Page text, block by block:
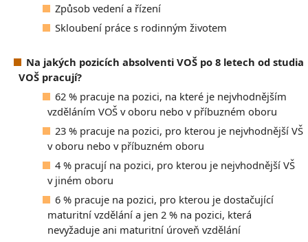
Způsob vedení a řízení
Skloubení práce s rodinným životem
Na jakých pozicích absolventi VOŠ po 8 letech od studia
VOŠ pracují?
62 % pracuje na pozici, na které je nejvhodnějším
vzděláním VOŠ v oboru nebo v příbuzném oboru
23 % pracuje na pozici, pro kterou je nejvhodnější VŠ
v oboru nebo v příbuzném oboru
4 % pracují na pozici, pro kterou je nejvhodnější VŠ
v jiném oboru
6 % pracuje na pozici, pro kterou je dostačující
maturitní vzdělání a jen 2 % na pozici, která
nevyžaduje ani maturitní úroveň vzdělání